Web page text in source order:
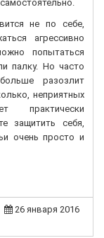
не по себе,
агрессивно
попытаться
палку. Но часто
разозлит
неприятных
практически
защитить себя,
очень просто и
26 января 2016